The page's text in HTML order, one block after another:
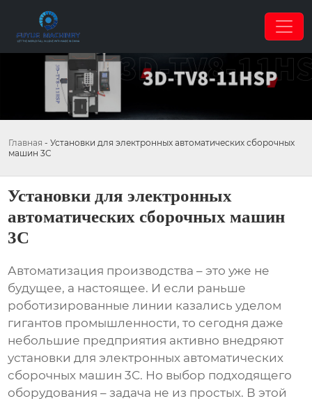
Главная - Установки для электронных автоматических сборочных
машин 3C
Установки для электронных
автоматических сборочных машин
3C
Автоматизация производства – это уже не
будущее, а настоящее. И если раньше
роботизированные линии казались уделом
гигантов промышленности, то сегодня даже
небольшие предприятия активно внедряют
установки для электронных автоматических
сборочных машин 3C. Но выбор подходящего
оборудования – задача не из простых. В этой